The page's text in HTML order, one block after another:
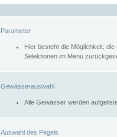
Parameter
Hier besteht die Möglichkeit,
Selektionen im Menü
Gewässerauswahl
Alle Gewässer werden
Auswahl des Pegels